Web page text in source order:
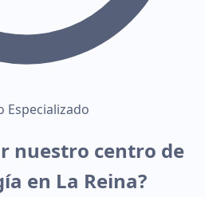
Especializado
nuestro centro de
en La Reina?